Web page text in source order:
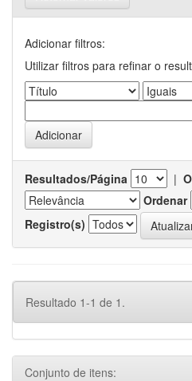
Adicionar filtros:
Utilizar filtros para refinar o
Resultados/Página |
Ordenar
Registro(s)
Resultado 1-1 de 1.
Conjunto de itens: